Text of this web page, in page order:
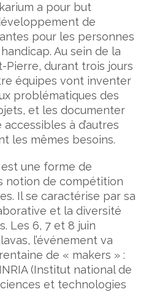
a pour but
de
pour les personnes
Au sein de la
Pierre, durant trois jours
équipes vont inventer
problématiques des
et les documenter
à d’autres
les mêmes besoins.
une forme de
notion de compétition
Il se caractérise par sa
et la diversité
Les 6, 7 et 8 juin
l’événement va
de « makers » :
(Institut national de
et technologies